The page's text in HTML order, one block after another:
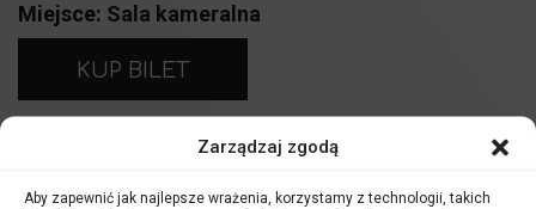
Zarządzaj zgodą
Aby zapewnić jak najlepsze wrażenia, korzystamy z technologii, takich
Miejsce: Sala kameralna
KUP BILET